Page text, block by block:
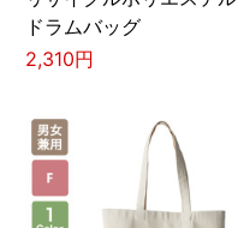
ドラムバッグ
2,310円